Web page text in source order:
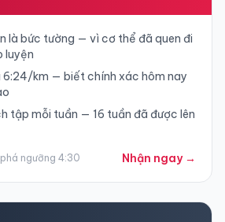
là bức tường — vì cơ thể đã quen đi
luyện
6:24/km — biết chính xác hôm nay
tập mỗi tuần — 16 tuần đã được lên
ngưỡng 4:30 Nhận ngay →